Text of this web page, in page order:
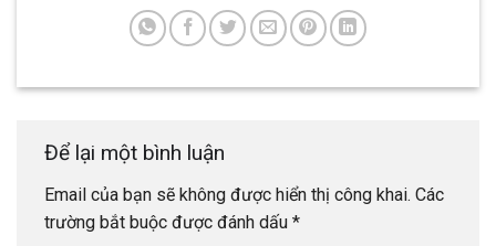
Để lại một bình luận
Email của bạn sẽ không được hiển thị công khai. Các
trường bắt buộc được đánh dấu *